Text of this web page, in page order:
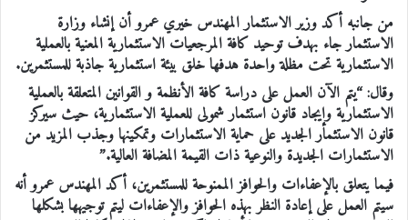
من جانبه أكد وزير الاستثمار المهندس خيري عمرو أن إنشاء وزارة
الاستثمار جاء بهدف توحيد كافة المرجعيات الاستثمارية المعنية بالعملية
الاستثمارية تحت مظلة واحدة هدفها خلق بيئة استثمارية جاذبة للمستثمرين.
وقال: “يتم الآن العمل على دراسة كافة الأنظمة و القوانين المتعلقة بالعملية
الاستثمارية وإيجاد قانون استثمار شمولى للعملية الاستثمارية، حيث سيركز
قانون الاستثمار الجديد على حماية الاستثمارات وتمكينها وجذب المزيد من
الاستثمارات الجديدة والنوعية ذات القيمة المضافة العالية.”
فيما يتعلق بالإعفاءات والحوافز الممنوحة للمستثمرين، أكد المهندس عمرو أنه
سيتم العمل على إعادة النظر بهذه الحوافز والإعفاءات ليتم توجيهها بشكلها